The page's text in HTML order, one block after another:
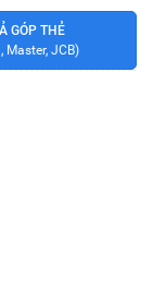
GÓP THẺ
Master, JCB)